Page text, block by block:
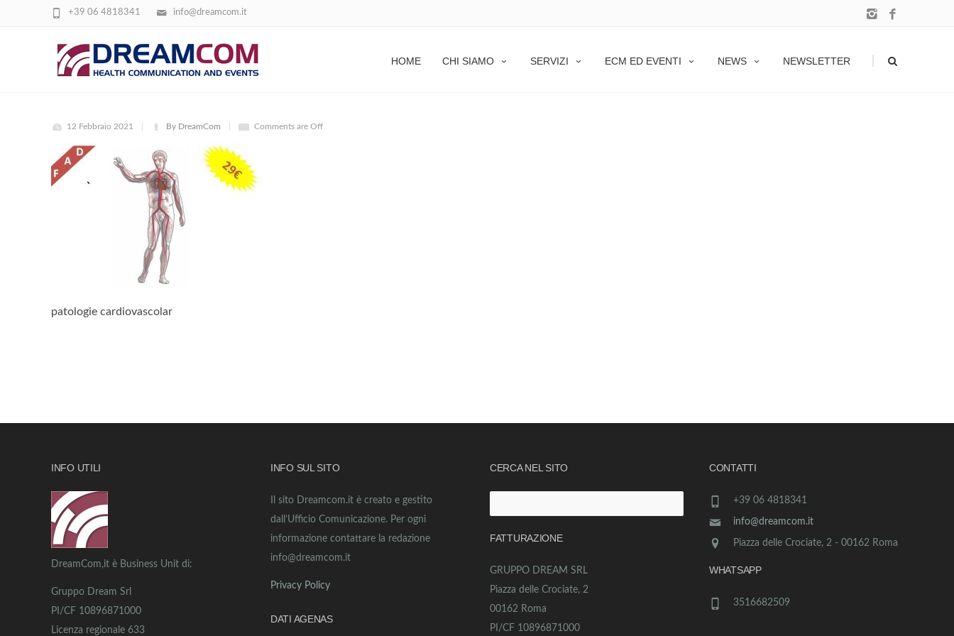
info@dreamcom.it
+39 06 4818341
HOME CHI SIAMO SERVIZI ECM ED EVENTI NEWS NEWSLETTER
CARDIOVASCOLARI PAGAMENTO
12 Febbraio 2021 By DreamCom Comments are Off
patologie cardiovascolar
INFO UTILI
DreamCom,it è Business Unit di:
Gruppo Dream Srl
PI/CF 10896871000
Licenza regionale 633
INFO SUL SITO
Il sito Dreamcom.it è creato e gestito
dall’Ufficio Comunicazione. Per ogni
informazione contattare la redazione
info@dreamcom.it
Privacy Policy
DATI AGENAS
CERCA NEL SITO
per:
FATTURAZIONE
GRUPPO DREAM SRL
Piazza delle Crociate, 2
00162 Roma
PI/CF 10896871000
CONTATTI
+39 06 4818341
info@dreamcom.it
Piazza delle Crociate, 2 - 00162 Roma
WHATSAPP
3516682509